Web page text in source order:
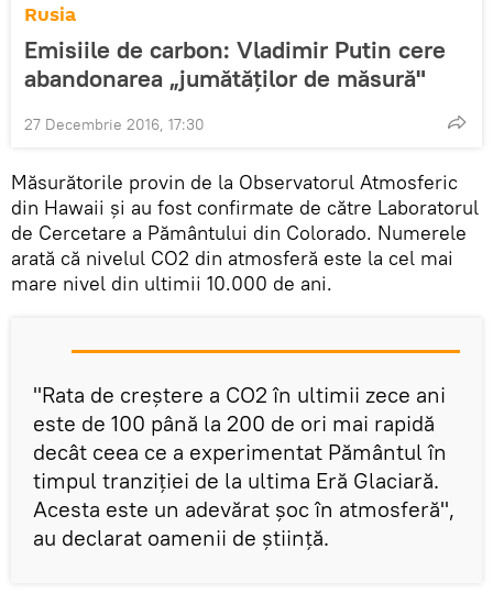
Rusia
Emisiile de carbon: Vladimir Putin cere
abandonarea „jumătăţilor de măsură"
27 Decembrie 2016, 17:30
Măsurătorile provin de la Observatorul Atmosferic
din Hawaii și au fost confirmate de către Laboratorul
de Cercetare a Pământului din Colorado. Numerele
arată că nivelul CO2 din atmosferă este la cel mai
mare nivel din ultimii 10.000 de ani.
"Rata de creștere a CO2 în ultimii zece ani
este de 100 până la 200 de ori mai rapidă
decât ceea ce a experimentat Pământul în
timpul tranziției de la ultima Eră Glaciară.
Acesta este un adevărat șoc în atmosferă",
au declarat oamenii de știință.